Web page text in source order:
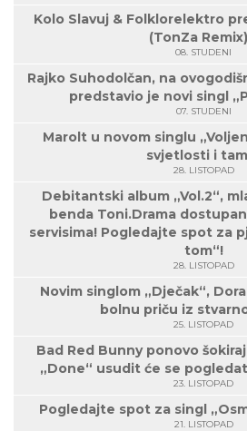
Kolo Slavuj & Folklorelektro
(TonZa
08. STUDENI
Rajko Suhodolčan, na
predstavio je novi singl
07. STUDENI
Marolt u novom singlu
svjetlosti i
28. LISTOPAD
Debitantski album „Vol.2“,
benda Toni.Drama
servisima! Pogledajte spot za
tom“!
28. LISTOPAD
Novim singlom „Dječak“,
bolnu priču iz
25. LISTOPAD
Bad Red Bunny ponovo
„Done“ usudit će se
23. LISTOPAD
Pogledajte spot za singl
21. LISTOPAD